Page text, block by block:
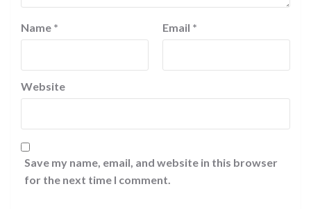
Name * Email *
Website
Save my name, email, and website in this browser
for the next time I comment.